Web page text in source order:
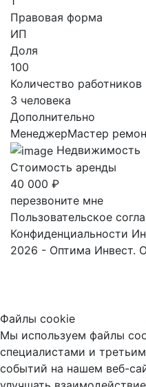
Правовая форма
ИП
Доля
100
Количество работников
3 человека
Дополнительно
МенеджерМастер
Недвижимость
Стоимость аренды
40 000 ₽
перезвоните мне
Пользовательское
Конфиденциальности
2026 - Оптима Инвест.
Файлы cookie
Мы используем файлы
специалистами и
событий на нашем веб-